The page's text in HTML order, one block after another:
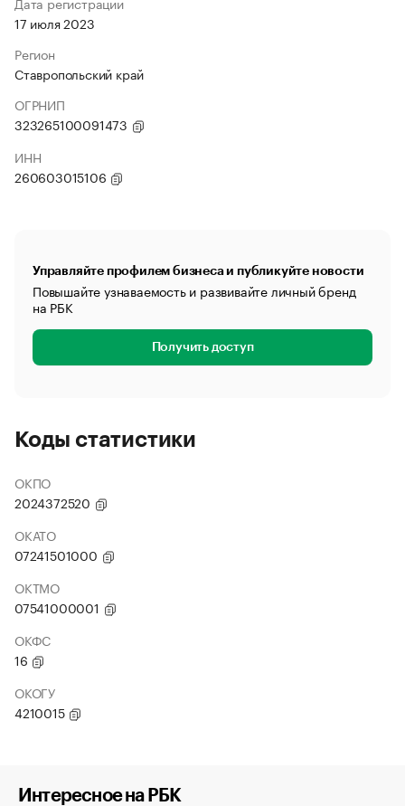
17 июля 2023
Регион
Ставропольский край
ОГРНИП
323265100091473
ИНН
260603015106
Управляйте профилем бизнеса и публикуйте новости
Повышайте узнаваемость и развивайте личный бренд
на РБК
Получить доступ
Коды статистики
ОКПО
2024372520
ОКАТО
07241501000
ОКТМО
07541000001
ОКФС
16
ОКОГУ
4210015
Интересное на РБК